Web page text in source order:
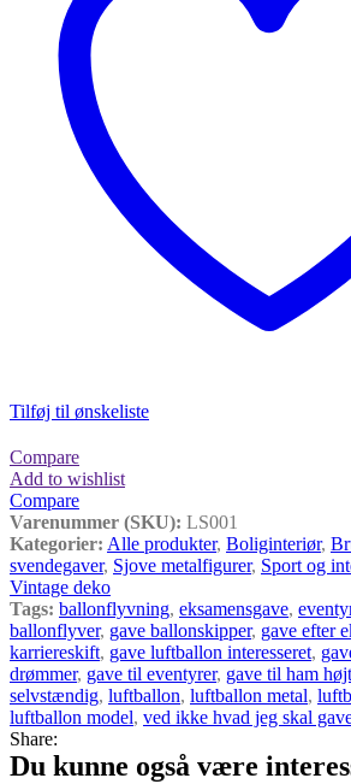
Tilføj til ønskeliste
Compare
Add to wishlist
Compare
Varenummer (SKU): LS001
Kategorier: Alle produkter, Boliginteriør,
svendegaver, Sjove metalfigurer, Sport og
Vintage deko
Tags: ballonflyvning, eksamensgave,
ballonflyver, gave ballonskipper, gave efter
karriereskift, gave luftballon interesseret,
drømmer, gave til eventyrer, gave til ham
selvstændig, luftballon, luftballon metal,
luftballon model, ved ikke hvad jeg skal
Share:
Du kunne også være